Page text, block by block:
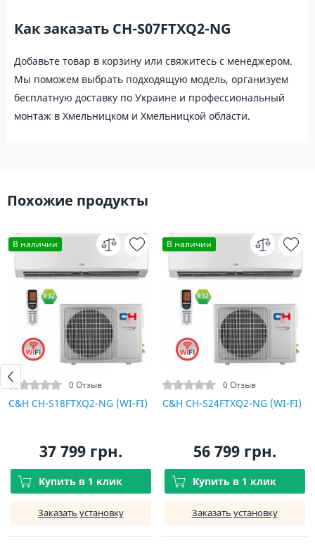
Как заказать CH-S07FTXQ2-NG
Добавьте товар в корзину или свяжитесь с менеджером.
Мы поможем выбрать подходящую модель, организуем
бесплатную доставку по Украине и профессиональный
монтаж в Хмельницком и Хмельницкой области.
Похожие продукты
В наличии
0 Отзыв
C&H CH-S18FTXQ2-NG (WI-FI)
37 799 грн.
Купить в 1 клик
Заказать установку
В наличии
0 Отзыв
C&H CH-S24FTXQ2-NG (WI-FI)
56 799 грн.
Купить в 1 клик
Заказать установку